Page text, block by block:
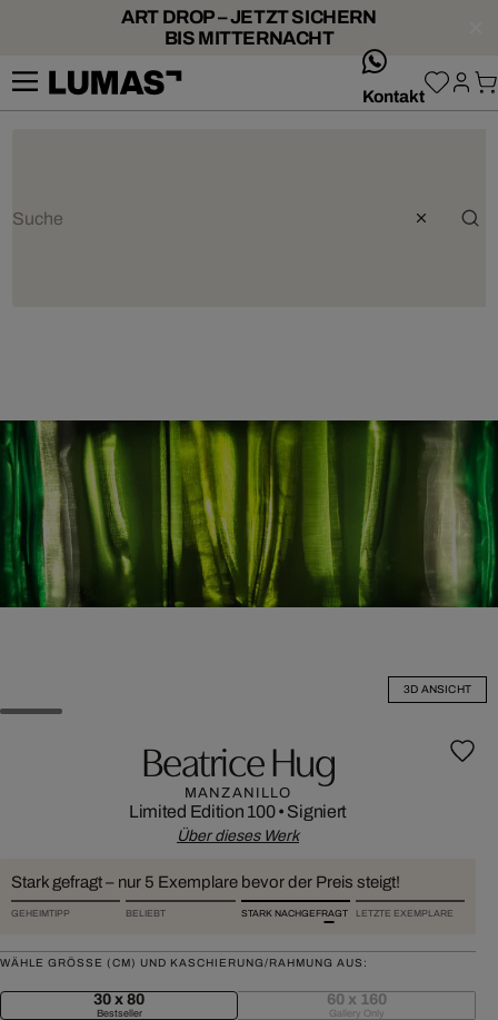
ART DROP – JETZT SICHERN
BIS MITTERNACHT
Kontakt
3D ANSICHT
Beatrice Hug
MANZANILLO
Limited Edition 100• Signiert
Über dieses Werk
Stark gefragt – nur 5 Exemplare bevor der Preis steigt!
GEHEIMTIPP BELIEBT STARK NACHGEFRAGT LETZTE EXEMPLARE
WÄHLE GRÖSSE (CM) UND KASCHIERUNG/RAHMUNG AUS:
30 x 80
Bestseller
60 x 160
Gallery Only